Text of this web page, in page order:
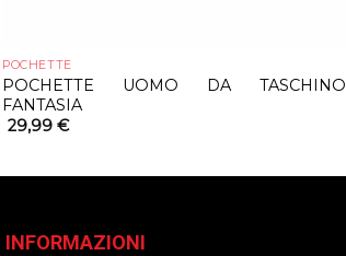
POCHETTE
POCHETTE UOMO DA TASCHINO
FANTASIA
29,99 €
INFORMAZIONI